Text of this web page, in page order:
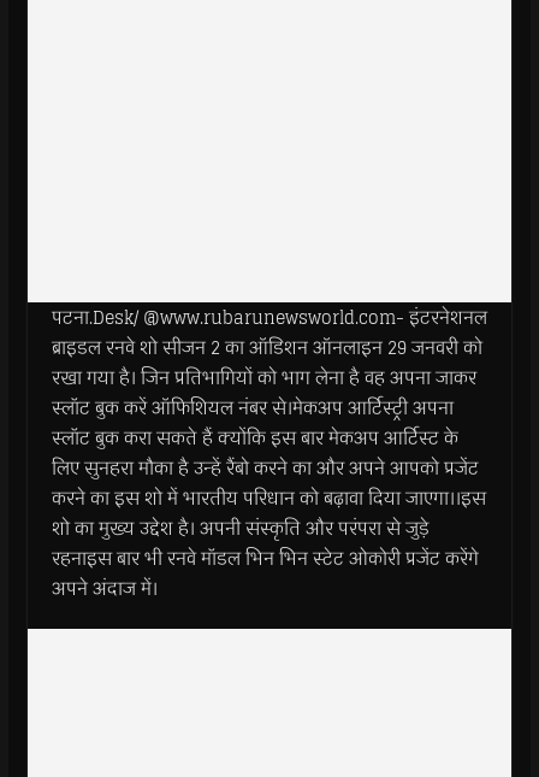
पटना.Desk/ @www.rubarunewsworld.com- इंटरनेशनल
ब्राइडल रनवे शो सीजन 2 का ऑडिशन ऑनलाइन 29 जनवरी को
रखा गया है। जिन प्रतिभागियों को भाग लेना है वह अपना जाकर
स्लॉट बुक करें ऑफिशियल नंबर से।मेकअप आर्टिस्ट्री अपना
स्लॉट बुक करा सकते हैं क्योंकि इस बार मेकअप आर्टिस्ट के
लिए सुनहरा मौका है उन्हें रैंबो करने का और अपने आपको प्रजेंट
करने का इस शो में भारतीय परिधान को बढ़ावा दिया जाएगा।।इस
शो का मुख्य उद्देश है। अपनी संस्कृति और परंपरा से जुड़े
रहनाइस बार भी रनवे मॉडल भिन भिन स्टेट ओकोरी प्रजेंट करेंगे
अपने अंदाज में।